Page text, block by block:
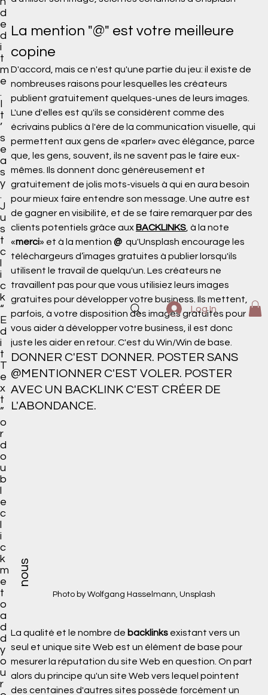
d
e
d
i
t
m
e
.
I
t
’
s
e
a
s
y
.
J
u
s
t
c
l
i
c
k
“
E
d
i
t
T
e
x
t
”
o
r
d
o
u
b
l
e
c
l
i
c
k
m
e
t
o
a
d
d
y
o
u
r
Log In
La mention "@" est votre meilleure
copine
D'accord, mais ce n'est qu'une partie du jeu: il existe de
nombreuses raisons pour lesquelles les créateurs
publient gratuitement quelques-unes de leurs images.
L'une d'elles est qu'ils se considèrent comme des
écrivains publics à l'ère de la communication visuelle, qui
permettent aux gens de «parler» avec élégance, parce
que, les gens, souvent, ils ne savent pas le faire eux-
mêmes. Ils donnent donc généreusement et
gratuitement de jolis mots-visuels à qui en aura besoin
pour mieux faire entendre son message. Une autre est
de gagner en visibilité, et de se faire remarquer par des
clients potentiels grâce aux BACKLINKS , à la note
«merci» et à la mention @
  qu'Unsplash encourage les
téléchargeurs d’images gratuites à publier lorsqu'ils
utilisent le travail de quelqu'un. Les créateurs ne
travaillent pas pour que vous utilisiez leurs images
gratuites pour développer votre business. Ils mettent,
parfois, à votre disposition des images gratuites pour
vous aider à développer votre business, il est donc
juste les aider en retour. C'est du Win/Win de base.
DONNER C'EST DONNER. POSTER SANS
@MENTIONNER C'EST VOLER. POSTER
AVEC UN BACKLINK C'EST CRÉER DE
L'ABONDANCE.
Photo by Wolfgang Hasselmann, Unsplash
La qualité et le nombre de backlinks existant vers un
seul et unique site Web est un élément de base pour
mesurer la réputation du site Web en question. On part
alors du principe qu'un site Web vers lequel pointent
des centaines d'autres sites possède forcément un
nous